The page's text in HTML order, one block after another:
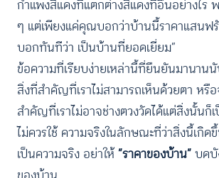
กำแพงสีแดงที่แตกต่างสีแดงที่อื่นอย่างไร
ๆ แต่เพียงแค่คุณบอกว่าบ้านนี้ราคาแสนฟรั
บอกทันทีว่า เป็นบ้านที่ยอดเยี่ยม”
ข้อความที่เรียบง่ายเหล่านี้ที่ยืนยันมานาน
สิ่งที่สำคัญที่เราไม่สามารถเห็นด้วยตา หรื
สำคัญที่เราไม่อาจช่างตวงวัดได้แต่สิ่งนั้นก็
ไม่ควรใช้ ความจริงในลักษณะที่ว่าสิ่งนี้เกิด
เป็นความจริง อย่าให้“ราคาของบ้าน”บดบั